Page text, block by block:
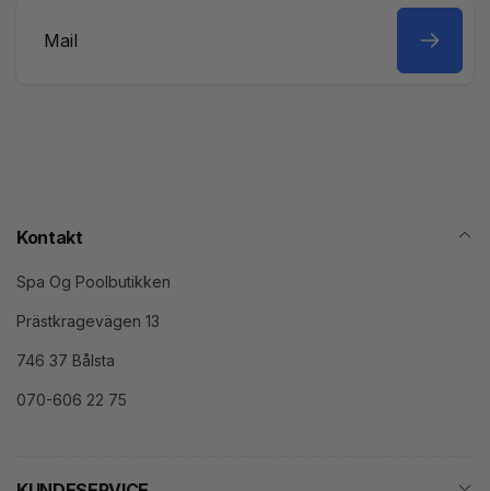
Kontakt
Spa Og Poolbutikken
Prästkragevägen 13
746 37 Bålsta
070-606 22 75